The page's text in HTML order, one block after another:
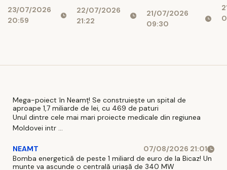
de euro dacă
legea
23/07/2026
20:59
explică de ce
cresc
22/07/2026
21:22
partidul”
21/07/2026
09:30
Mega-poiect în Neamț! Se construiește un spital de
aproape 1,7 miliarde de lei, cu 469 de paturi
Unul dintre cele mai mari proiecte medicale din regiunea
Moldovei intr ...
NEAMT
07/08/2026 21:01
Bomba energetică de peste 1 miliard de euro de la Bicaz! Un
munte va ascunde o centrală uriașă de 340 MW